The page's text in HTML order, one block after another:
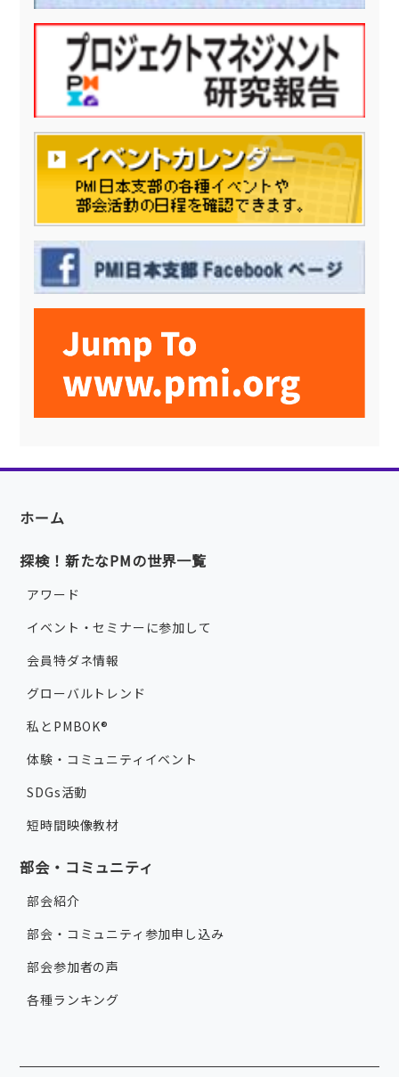
ホーム
探検！新たなPMの世界一覧
アワード
イベント・セミナーに参加して
会員特ダネ情報
グローバルトレンド
私とPMBOK®
体験・コミュニティイベント
SDGs活動
短時間映像教材
部会・コミュニティ
部会紹介
部会・コミュニティ参加申し込み
部会参加者の声
各種ランキング